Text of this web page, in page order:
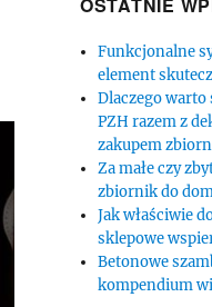
Funkcjonalne
element
Dlaczego
PZH razem z
zakupem
Za małe czy
zbiornik do
Jak właściwie
sklepowe
Betonowe
kompendium